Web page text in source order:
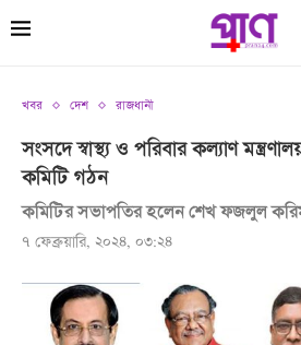
খবর দেশ রাজধানী
সংসদে স্বাস্থ্য ও পরিবার কল্যাণ
কমিটি গঠন
কমিটির সভাপতির হলেন শেখ ফজলুল
৭ ফেব্রুয়ারি, ২০২৪, ০৩:২৪